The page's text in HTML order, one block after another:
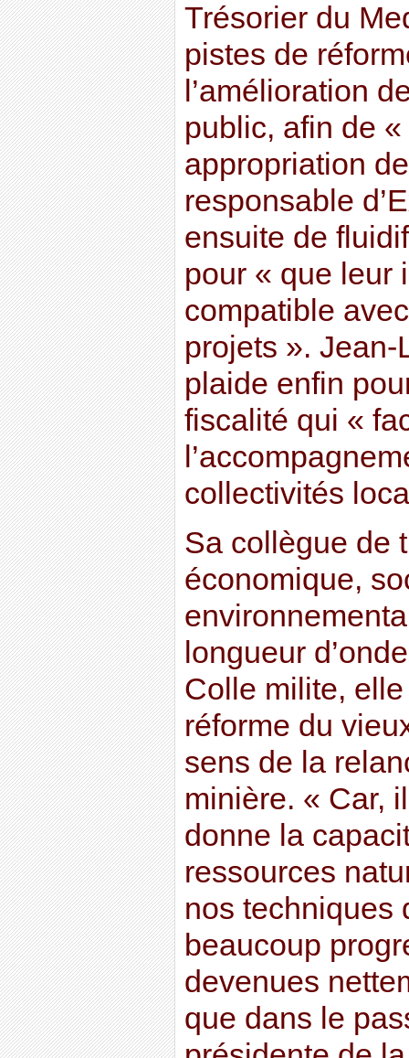
Trésorier du
pistes de
l’amélioration
public, afin de
appropriation
responsable
ensuite de
pour « que leur
compatible
projets ».
plaide enfin
fiscalité qui «
collectivités
Sa collègue de
économique,
longueur
Colle milite,
réforme du
sens de la
minière. « Car,
donne la
ressources
nos techniques
beaucoup
devenues
que dans le